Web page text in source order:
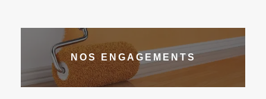
NOS ENGAGEMENTS